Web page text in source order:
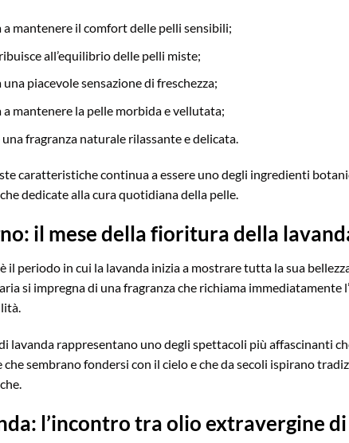
a mantenere il comfort delle pelli sensibili;
all’equilibrio delle pelli miste;
una piacevole sensazione di freschezza;
a mantenere la pelle morbida e vellutata;
fragranza naturale rilassante e delicata.
caratteristiche continua a essere uno degli ingredienti
dedicate alla cura quotidiana della pelle.
il mese della fioritura della
il periodo in cui la lavanda inizia a mostrare tutta la sua
si impregna di una fragranza che richiama immediatamente
lavanda rappresentano uno degli spettacoli più affascinanti
che sembrano fondersi con il cielo e che da secoli ispirano
l’incontro tra olio extravergine